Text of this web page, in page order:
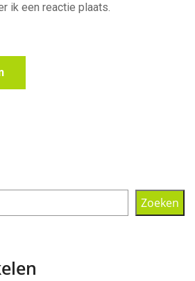
ik een reactie plaats.
Zoeken